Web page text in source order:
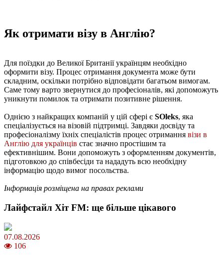
Як отримати візу в Англію?
Для поїздки до Великої Британії українцям необхідно
оформити візу. Процес отримання документа може бути
складним, оскільки потрібно відповідати багатьом вимогам.
Саме тому варто звернутися до професіоналів, які допоможуть
уникнути помилок та отримати позитивне рішення.
Однією з найкращих компаній у цій сфері є SOleks, яка
спеціалізується на візовій підтримці. Завдяки досвіду та
професіоналізму їхніх спеціалістів процес отримання візи в
Англію для українців стає значно простішим та
ефективнішим. Вони допоможуть з оформленням документів,
підготовкою до співбесіди та нададуть всю необхідну
інформацію щодо вимог посольства.
Інформація розміщена на правах реклами
Лайфстайл Хіт FM: ще більше цікавого
07.08.2026
106